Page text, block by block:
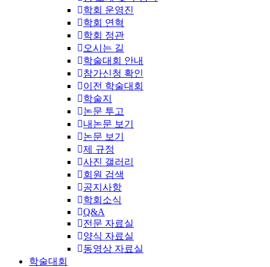
학회 운영진
학회 연혁
학회 정관
오시는 길
학술대회 안내
참가신청 확인
이전 학술대회
학술지
논문 투고
내논문 보기
논문 보기
제 규정
사진 갤러리
회원 검색
공지사항
학회소식
Q&A
전문 자료실
양식 자료실
동영상 자료실
학술대회